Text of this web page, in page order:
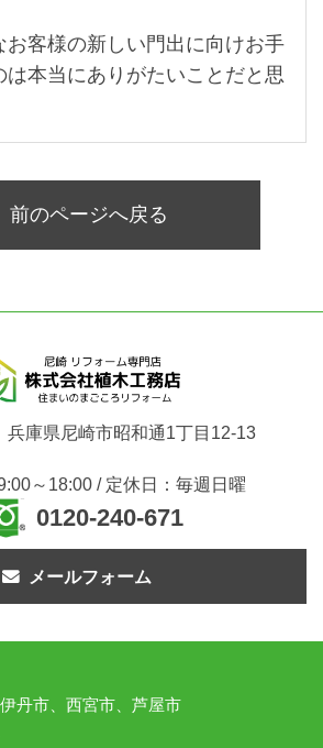
お客様の新しい門出に向けお手
は本当にありがたいことだと思
前のページへ戻る
庫県尼崎市昭和通1丁目12-13
～18:00 / 定休日：毎週日曜
0120-240-671
メールフォーム
丹市、西宮市、芦屋市